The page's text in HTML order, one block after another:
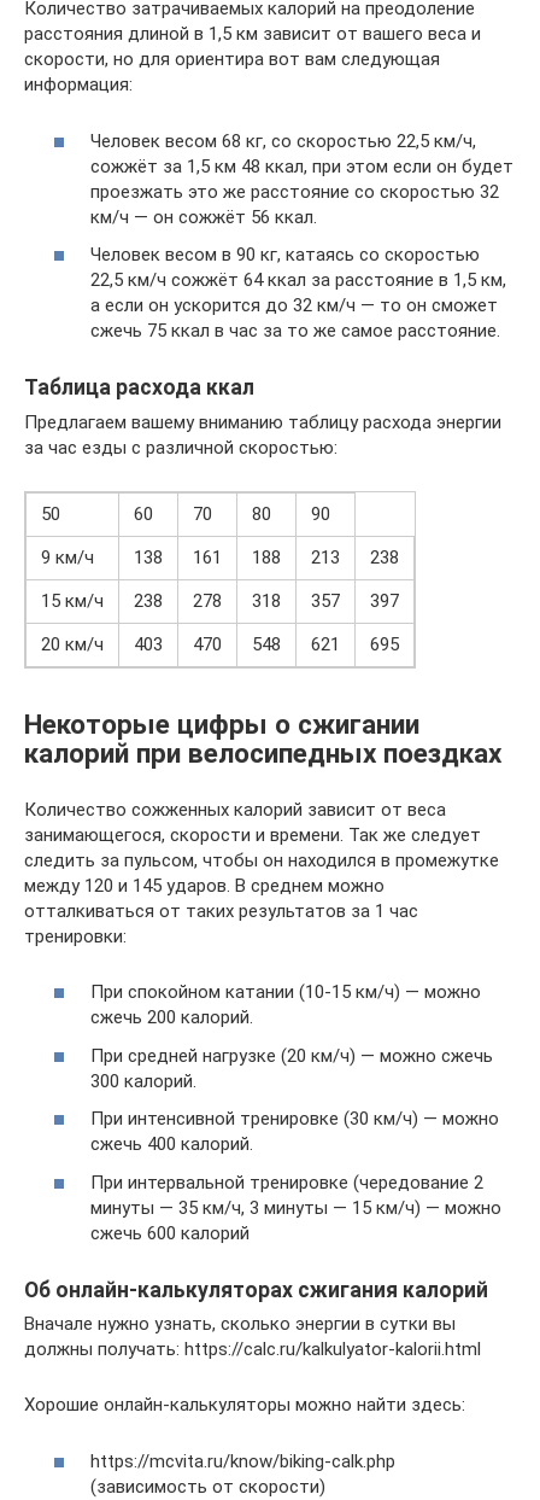
Количество затрачиваемых калорий на преодоление
расстояния длиной в 1,5 км зависит от вашего веса и
скорости, но для ориентира вот вам следующая
информация:
Человек весом 68 кг, со скоростью 22,5 км/ч,
сожжёт за 1,5 км 48 ккал, при этом если он будет
проезжать это же расстояние со скоростью 32
км/ч — он сожжёт 56 ккал.
Человек весом в 90 кг, катаясь со скоростью
22,5 км/ч сожжёт 64 ккал за расстояние в 1,5 км,
а если он ускорится до 32 км/ч — то он сможет
сжечь 75 ккал в час за то же самое расстояние.
Таблица расхода ккал
Предлагаем вашему вниманию таблицу расхода энергии
за час езды с различной скоростью:
50 60 70 80
90
9 км/ч
138 161 188 213
238
15 км/ч
238 278 318 357
397
20 км/ч
403 470 548 621 695
Некоторые цифры о сжигании
калорий при велосипедных поездках
Количество сожженных калорий зависит от веса
занимающегося, скорости и времени. Так же следует
следить за пульсом, чтобы он находился в промежутке
между 120 и 145 ударов. В среднем можно
отталкиваться от таких результатов за 1 час
тренировки:
При спокойном катании (10-15 км/ч) — можно
сжечь 200 калорий.
При средней нагрузке (20 км/ч) — можно сжечь
300 калорий.
При интенсивной тренировке (30 км/ч) — можно
сжечь 400 калорий.
При интервальной тренировке (чередование 2
минуты — 35 км/ч, 3 минуты — 15 км/ч) — можно
сжечь 600 калорий
Об онлайн-калькуляторах сжигания калорий
Вначале нужно узнать, сколько энергии в сутки вы
должны получать: https://calc.ru/kalkulyator-kalorii.html
Хорошие онлайн-калькуляторы можно найти здесь:
https://mcvita.ru/know/biking-calk.php
(зависимость от скорости)